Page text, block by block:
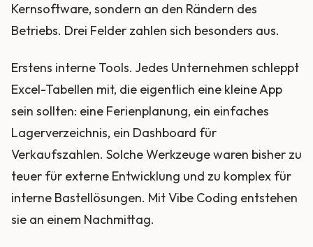
Kernsoftware, sondern an den Rändern des
Betriebs. Drei Felder zahlen sich besonders aus.
Erstens interne Tools. Jedes Unternehmen schleppt
Excel-Tabellen mit, die eigentlich eine kleine App
sein sollten: eine Ferienplanung, ein einfaches
Lagerverzeichnis, ein Dashboard für
Verkaufszahlen. Solche Werkzeuge waren bisher zu
teuer für externe Entwicklung und zu komplex für
interne Bastellösungen. Mit Vibe Coding entstehen
sie an einem Nachmittag.